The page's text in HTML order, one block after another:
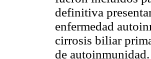
definitiva
enfermedad
cirrosis biliar
de autoinmunidad.